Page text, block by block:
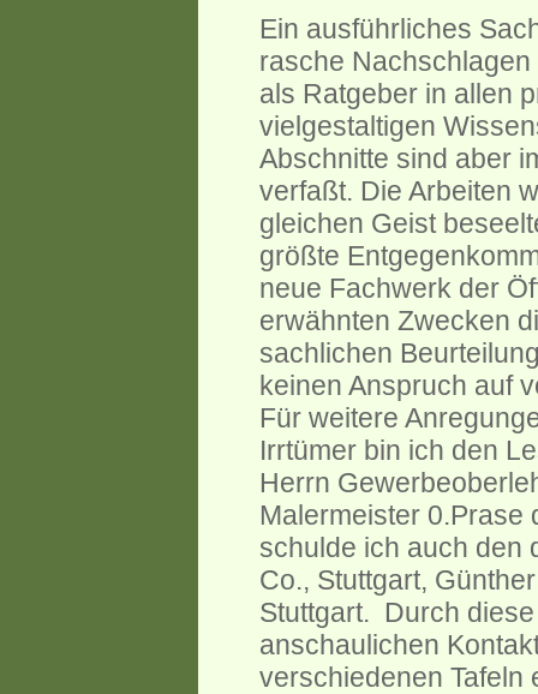
Ein ausführliches
rasche
als Ratgeber in allen
vielgestaltigen
Abschnitte sind aber
verfaßt. Die Arbeiten
gleichen Geist
größte
neue Fachwerk der
erwähnten Zwecken
sachlichen
keinen Anspruch auf
Für weitere
Irrtümer bin ich den
Herrn
Malermeister 0.Prase
schulde ich auch den
Co., Stuttgart,
Stuttgart. Durch
anschaulichen
verschiedenen Tafeln